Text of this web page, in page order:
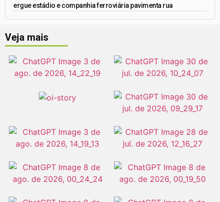
ergue estádio e companhia ferroviária pavimenta rua
Veja mais